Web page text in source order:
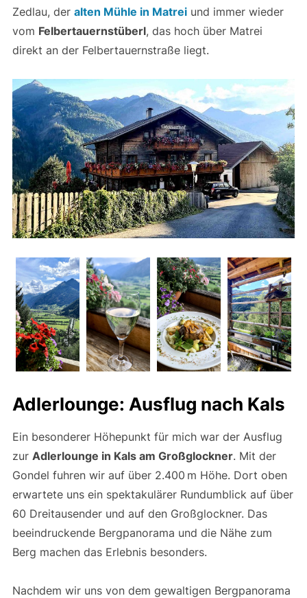
Zedlau, der alten Mühle in Matreiund immer wieder
vom Felbertauernstüberl, das hoch über Matrei
direkt an der Felbertauernstraße liegt.
Adlerlounge: Ausflug nach Kals
Ein besonderer Höhepunkt für mich war der Ausflug
zur Adlerlounge in Kals am Großglockner. Mit der
Gondel fuhren wir auf über 2.400 m Höhe. Dort oben
erwartete uns ein spektakulärer Rundumblick auf über
60 Dreitausender und auf den Großglockner. Das
beeindruckende Bergpanorama und die Nähe zum
Berg machen das Erlebnis besonders.
Nachdem wir uns von dem gewaltigen Bergpanorama